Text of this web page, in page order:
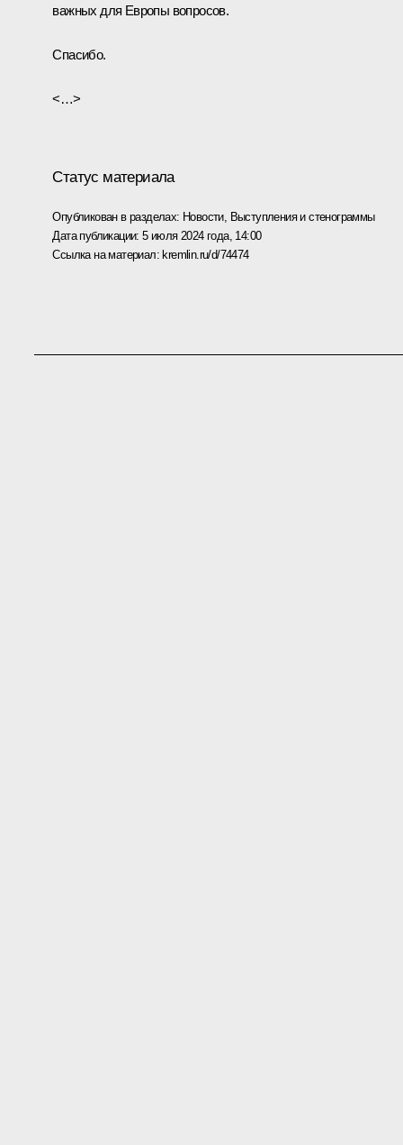
важных для Европы вопросов.
Спасибо.
<…>
Статус материала
Опубликован в разделах: Новости, Выступления и стенограммы
Дата публикации:5 июля 2024 года, 14:00
Ссылка на материал: kremlin.ru/d/74474